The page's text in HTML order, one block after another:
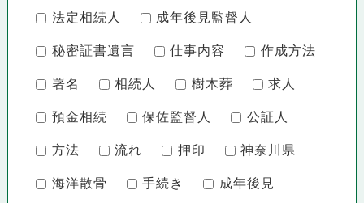
法定相続人 成年後見監督人
秘密証書遺言 仕事内容 作成方法
署名 相続人 樹木葬 求人
預金相続 保佐監督人 公証人
方法 流れ 押印 神奈川県
海洋散骨 手続き 成年後見